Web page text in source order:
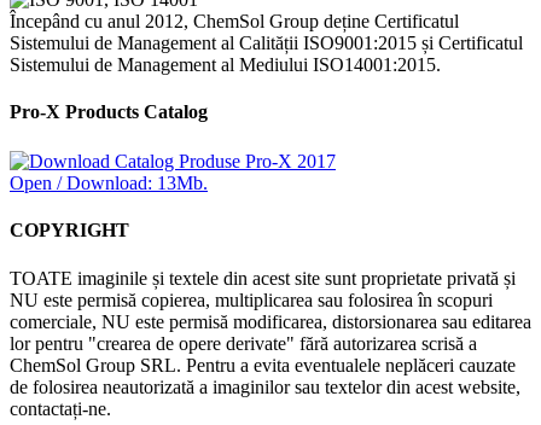
Începând cu anul 2012, ChemSol Group deține Certificatul
Sistemului de Management al Calității ISO9001:2015 și Certificatul
Sistemului de Management al Mediului ISO14001:2015.
Pro-X Products Catalog
Open / Download: 13Mb.
COPYRIGHT
TOATE imaginile și textele din acest site sunt proprietate privată și
NU este permisă copierea, multiplicarea sau folosirea în scopuri
comerciale, NU este permisă modificarea, distorsionarea sau editarea
lor pentru "crearea de opere derivate" fără autorizarea scrisă a
ChemSol Group SRL. Pentru a evita eventualele neplăceri cauzate
de folosirea neautorizată a imaginilor sau textelor din acest website,
contactați-ne.